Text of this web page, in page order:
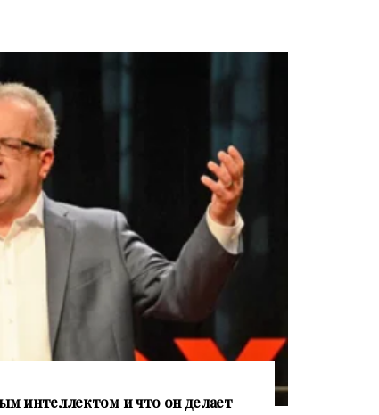
интеллектом и что он делает